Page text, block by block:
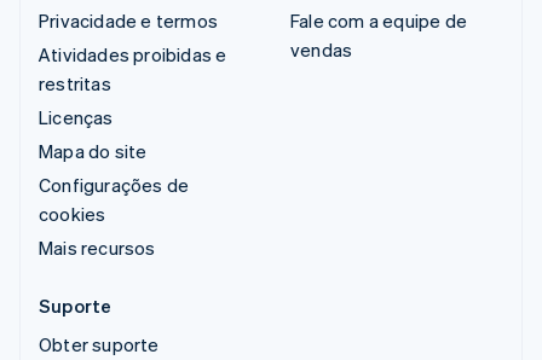
Privacidade e termos
Atividades proibidas e
restritas
Licenças
Mapa do site
Configurações de
cookies
Mais recursos
Fale com a equipe de
vendas
Suporte
Obter suporte